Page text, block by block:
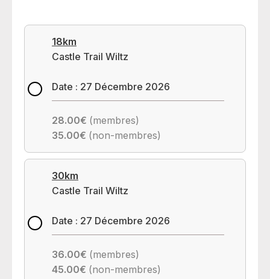
18km
Castle Trail Wiltz
Date : 27 Décembre 2026
28.00€ (membres)
35.00€ (non-membres)
30km
Castle Trail Wiltz
Date : 27 Décembre 2026
36.00€ (membres)
45.00€ (non-membres)